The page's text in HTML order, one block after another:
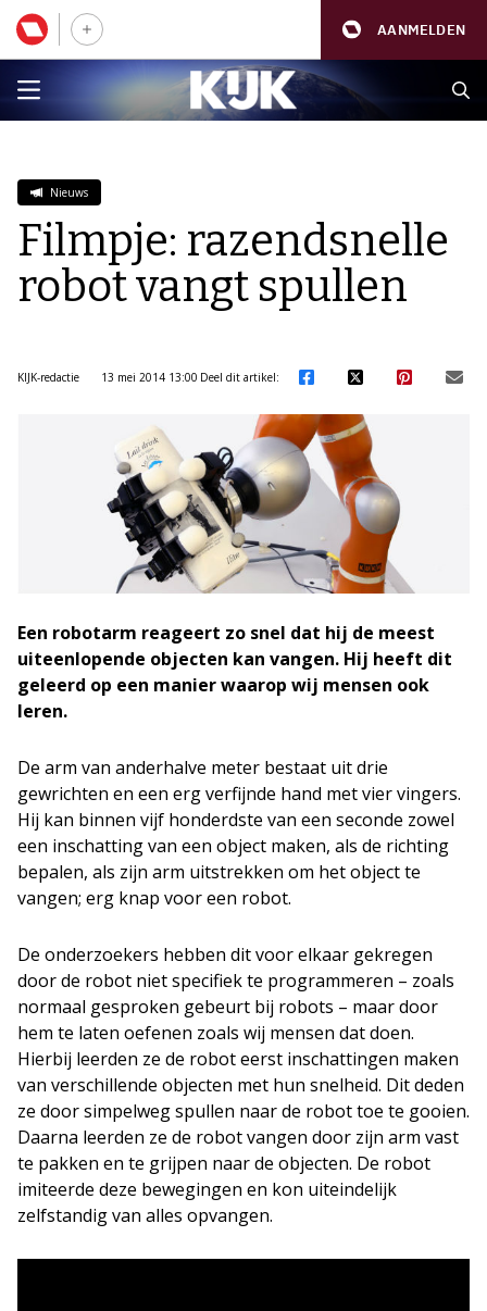
AANMELDEN
Nieuws
Filmpje: razendsnelle
robot vangt spullen
KIJK-redactie 13 mei 2014 13:00 Deel dit artikel:
Een robotarm reageert zo snel dat hij de meest
uiteenlopende objecten kan vangen. Hij heeft dit
geleerd op een manier waarop wij mensen ook
leren.
De arm van anderhalve meter bestaat uit drie
gewrichten en een erg verfijnde hand met vier vingers.
Hij kan binnen vijf honderdste van een seconde zowel
een inschatting van een object maken, als de richting
bepalen, als zijn arm uitstrekken om het object te
vangen; erg knap voor een robot.
De onderzoekers hebben dit voor elkaar gekregen
door de robot niet specifiek te programmeren – zoals
normaal gesproken gebeurt bij robots – maar door
hem te laten oefenen zoals wij mensen dat doen.
Hierbij leerden ze de robot eerst inschattingen maken
van verschillende objecten met hun snelheid. Dit deden
ze door simpelweg spullen naar de robot toe te gooien.
Daarna leerden ze de robot vangen door zijn arm vast
te pakken en te grijpen naar de objecten. De robot
imiteerde deze bewegingen en kon uiteindelijk
zelfstandig van alles opvangen.